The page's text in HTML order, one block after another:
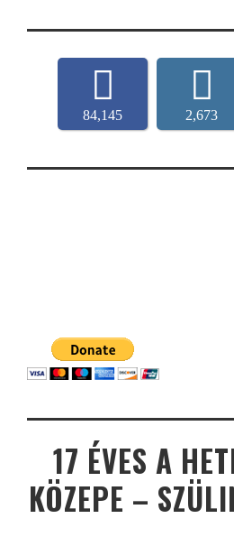
84,145 2,673
17 ÉVES A
KÖZEPE –